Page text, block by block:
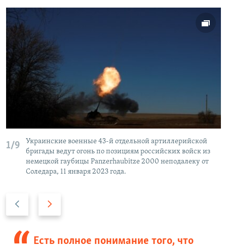
1/9
Украинские военные 43-й отдельной артиллерийской
бригады ведут огонь по позициям российских войск из
немецкой гаубицы Panzerhaubitze 2000 неподалеку от
Соледара, 11 января 2023 года.
д
Есть полное понимание того, что